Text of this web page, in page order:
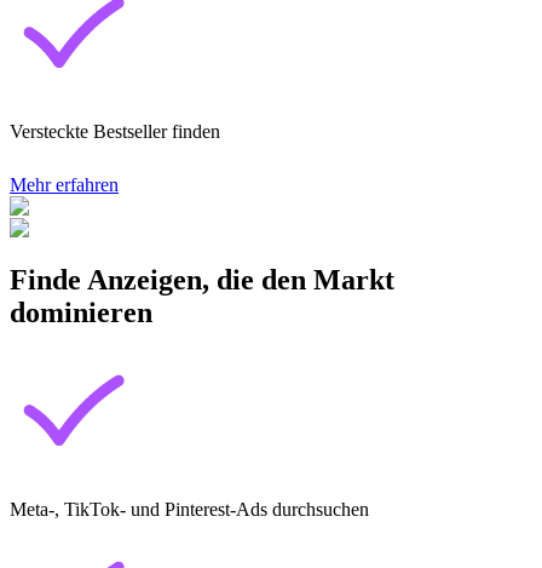
Versteckte Bestseller finden
Mehr erfahren
Finde Anzeigen, die den Markt
dominieren
Meta-, TikTok- und Pinterest-Ads durchsuchen